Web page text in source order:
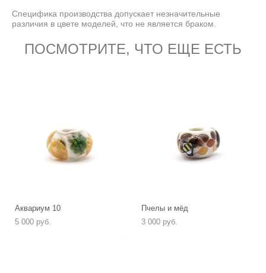
Специфика производства допускает незначительные
различия в цвете моделей, что не является браком.
ПОСМОТРИТЕ, ЧТО ЕЩЕ ЕСТЬ
Аквариум 10
5 000 pуб.
Пчелы и мёд
3 000 pуб.